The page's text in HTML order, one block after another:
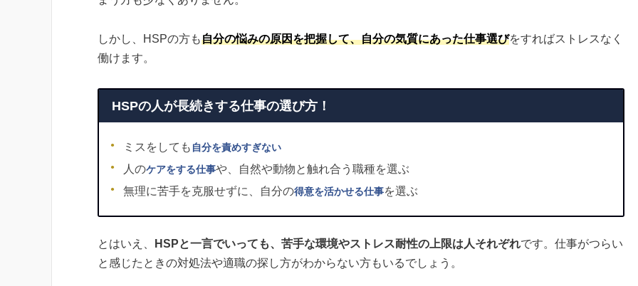
しかし、HSPの方も自分の悩みの原因を把握して、自分の気質にあった仕事選びをすればストレスなく
働けます。
HSPの人が長続きする仕事の選び方！
ミスをしても 自分を責めすぎない
人のケアをする仕事や、自然や動物と触れ合う職種を選ぶ
無理に苦手を克服せずに、自分の得意を活かせる仕事を選ぶ
とはいえ、 HSPと一言でいっても、苦手な環境やストレス耐性の上限は人それぞれです。仕事がつらい
と感じたときの対処法や適職の探し方がわからない方もいるでしょう。